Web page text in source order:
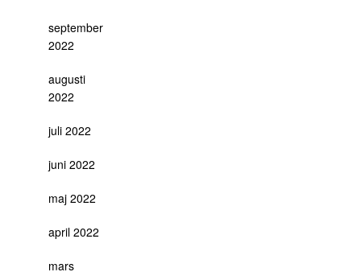
september
2022
augusti
2022
juli 2022
juni 2022
maj 2022
april 2022
mars